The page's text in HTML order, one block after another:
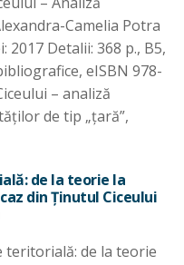
Camelia Potra
Detalii: 368 p., B5,
eISBN 978-
– analiză
de tip „ţară”,
de la teorie la
din Ţinutul Ciceului
teritorială: de la teorie